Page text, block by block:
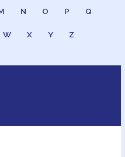
N O P Q
W X Y Z